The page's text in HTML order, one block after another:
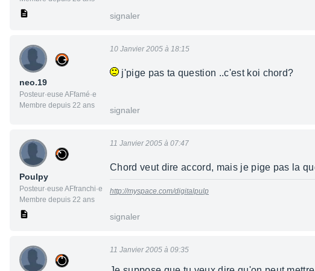
signaler
neo.19
Posteur·euse AFfamé·e
Membre depuis 22 ans
10 Janvier 2005 à 18:15
j'pige pas ta question ..c'est koi chord?
signaler
Poulpy
Posteur·euse AFfranchi·e
Membre depuis 22 ans
11 Janvier 2005 à 07:47
Chord veut dire accord, mais je pige pas la
http://myspace.com/digitalpulp
signaler
11 Janvier 2005 à 09:35